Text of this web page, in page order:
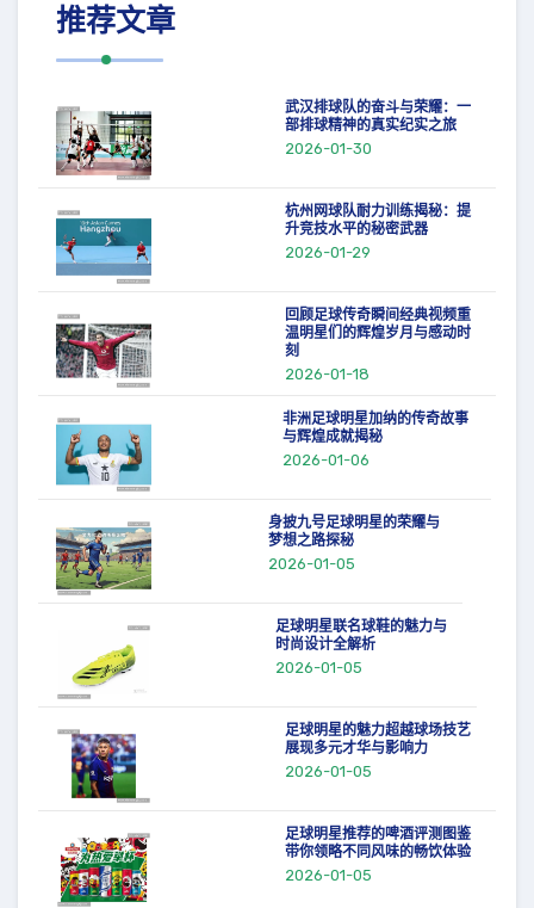
推荐文章
武汉排球队的奋斗与荣耀：一
部排球精神的真实纪实之旅
2026-01-30
杭州网球队耐力训练揭秘：提
升竞技水平的秘密武器
2026-01-29
回顾足球传奇瞬间经典视频重
温明星们的辉煌岁月与感动时
刻
2026-01-18
非洲足球明星加纳的传奇故事
与辉煌成就揭秘
2026-01-06
身披九号足球明星的荣耀与
梦想之路探秘
2026-01-05
足球明星联名球鞋的魅力与
时尚设计全解析
2026-01-05
足球明星的魅力超越球场技艺
展现多元才华与影响力
2026-01-05
足球明星推荐的啤酒评测图鉴
带你领略不同风味的畅饮体验
2026-01-05